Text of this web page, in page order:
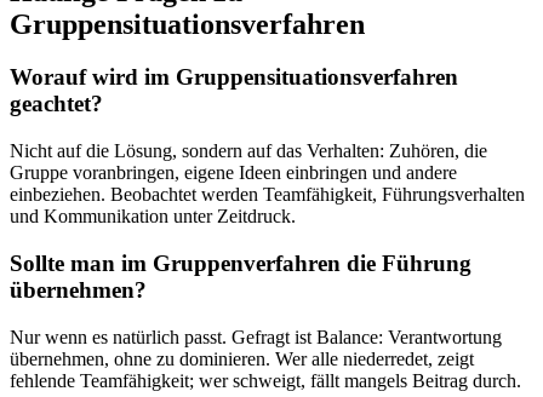
Gruppensituationsverfahren
Worauf wird im Gruppensituationsverfahren
geachtet?
Nicht auf die Lösung, sondern auf das Verhalten: Zuhören, die
Gruppe voranbringen, eigene Ideen einbringen und andere
einbeziehen. Beobachtet werden Teamfähigkeit, Führungsverhalten
und Kommunikation unter Zeitdruck.
Sollte man im Gruppenverfahren die Führung
übernehmen?
Nur wenn es natürlich passt. Gefragt ist Balance: Verantwortung
übernehmen, ohne zu dominieren. Wer alle niederredet, zeigt
fehlende Teamfähigkeit; wer schweigt, fällt mangels Beitrag durch.